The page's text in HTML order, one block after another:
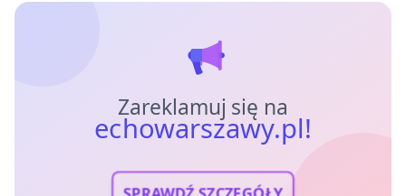
Zareklamuj się na
echowarszawy.pl!